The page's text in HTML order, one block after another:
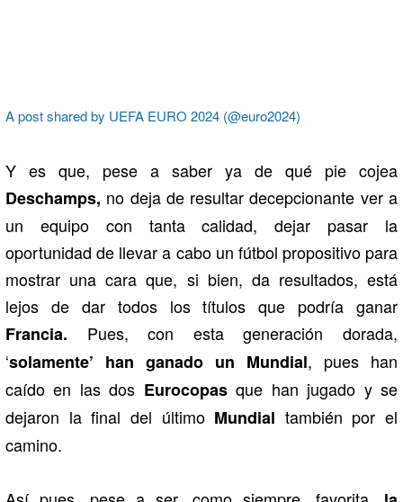
A post shared by UEFA EURO 2024 (@euro2024)
Y es que, pese a saber ya de qué pie cojea
Deschamps, no deja de resultar decepcionante ver a
un equipo con tanta calidad, dejar pasar la
oportunidad de llevar a cabo un fútbol propositivo para
mostrar una cara que, si bien, da resultados, está
lejos de dar todos los títulos que podría ganar
Francia. Pues, con esta generación dorada,
‘solamente’ han ganado un Mundial, pues han
caído en las dos Eurocopasque han jugado y se
dejaron la final del último Mundial también por el
camino.